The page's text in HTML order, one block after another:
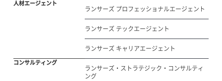
人材エージェント
ランサーズ プロフェッショナルエージェント
ランサーズ テックエージェント
ランサーズ キャリアエージェント
コンサルティング
ランサーズ・ストラテジック・コンサルティ
ング